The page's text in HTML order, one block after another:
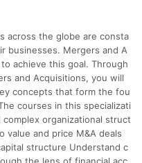
across the globe are consta
businesses. Mergers and A
achieve this goal. Through
and Acquisitions, you will
concepts that form the fou
courses in this specializati
organizational struct
value and price M&A deals
structure Understand c